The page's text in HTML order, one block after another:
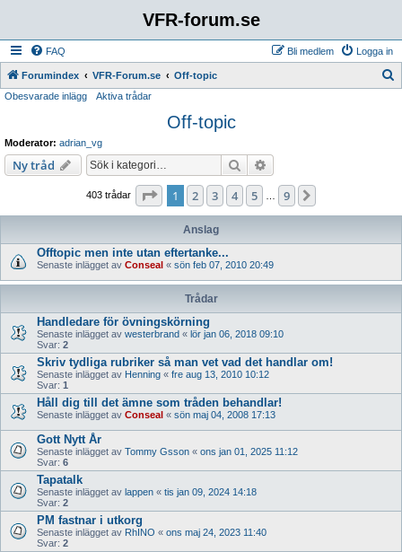
VFR-forum.se
FAQ Logga in
Bli medlem
Forumindex VFR-Forum.se Off-topic
Obesvarade inlägg Aktiva trådar
Off-topic
Moderator: adrian_vg
Ny tråd Sök
403 trådar Sida av 9
1 2 3 4 5 9
Anslag
Offtopic men inte utan eftertanke...
Senaste inlägget av Conseal « sön feb 07, 2010 20:49
Trådar
Handledare för övningskörning
Senaste inlägget av westerbrand « lör jan 06, 2018 09:10
Svar: 2
Skriv tydliga rubriker så man vet vad det handlar om!
Senaste inlägget av Henning « fre aug 13, 2010 10:12
Svar: 1
Håll dig till det ämne som tråden behandlar!
Senaste inlägget av Conseal « sön maj 04, 2008 17:13
Gott Nytt År
Senaste inlägget av Tommy Gsson « ons jan 01, 2025 11:12
Svar: 6
Tapatalk
Senaste inlägget av lappen « tis jan 09, 2024 14:18
Svar: 2
PM fastnar i utkorg
Senaste inlägget av RhINO « ons maj 24, 2023 11:40
Svar: 2